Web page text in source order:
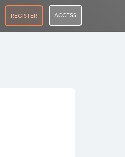
REGISTER ACCESS